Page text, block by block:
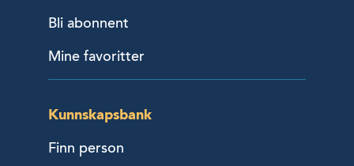
Bli abonnent
Mine favoritter
Kunnskapsbank
Finn person